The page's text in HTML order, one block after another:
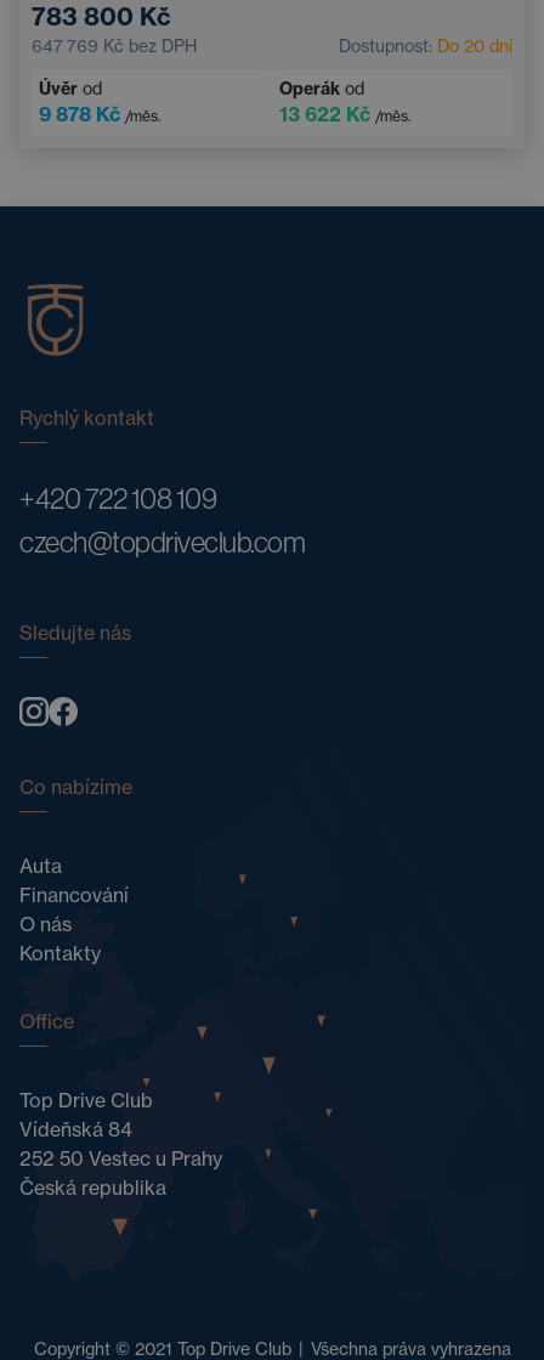
Elektrické ovládání kufru
783 800 Kč
647 769 Kč bez DPH Dostupnost: Do 20 dní
Úvěr od
9 878 Kč /měs.
Operák od
13 622 Kč /měs.
Rychlý kontakt
+420 722 108 109
czech@topdriveclub.com
Sledujte nás
Co nabízíme
Auta
Financování
O nás
Kontakty
Office
Top Drive Club
Vídeňská 84
252 50 Vestec u Prahy
Česká republika
Copyright © 2021 Top Drive Club| Všechna práva vyhrazena